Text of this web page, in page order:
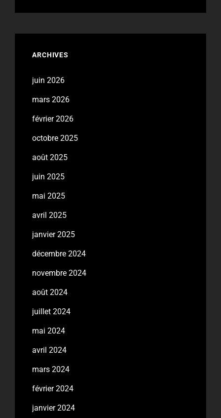
ARCHIVES
juin 2026
mars 2026
février 2026
octobre 2025
août 2025
juin 2025
mai 2025
avril 2025
janvier 2025
décembre 2024
novembre 2024
août 2024
juillet 2024
mai 2024
avril 2024
mars 2024
février 2024
janvier 2024